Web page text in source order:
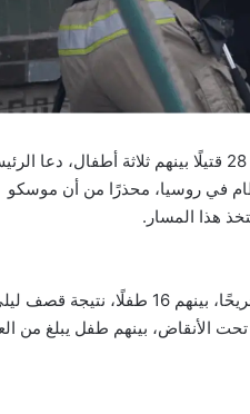
في أعقاب غارات جوية روسية دامية على العاصمة الأوكرانية كييف خلّفت 28 قتيلًا بينهم ثلاثة أطفال،
في روسيا، محذرًا من أن موسكو
هذا المسار.
أفادت وزارة الداخلية الأوكرانية أن عدد الضحايا ارتفع إلى 28 قتيلاً و159 جريحًا، بينهم 16 طفلًا، نتيجة
في كييف. تم انتشال جثث 10 أشخاص من تحت الأنقاض، بينهم طفل يبلغ من